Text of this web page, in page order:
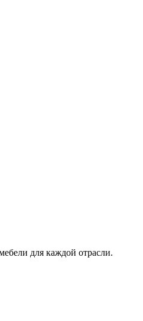
для каждой отрасли.